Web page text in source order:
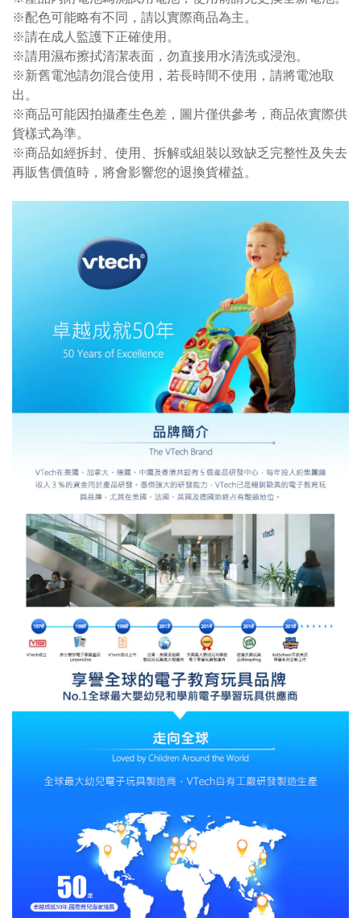
※配色可能略有不同，請以實際商品為主。
※請在成人監護下正確使用。
※請用濕布擦拭清潔表面，勿直接用水清洗或浸泡。
※新舊電池請勿混合使用，若長時間不使用，請將電池取
出。
※商品可能因拍攝產生色差，圖片僅供參考，商品依實際供
貨樣式為準。
※商品如經拆封、使用、拆解或組裝以致缺乏完整性及失去
再販售價值時，將會影響您的退換貨權益。